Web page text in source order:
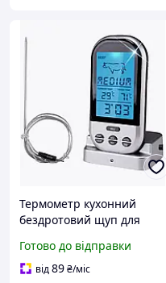
Термометр кухонний
бездротовий щуп для
цифровий з таймером і
пультом TS-BN52 BRS
Готово до відправки
від89₴/міс